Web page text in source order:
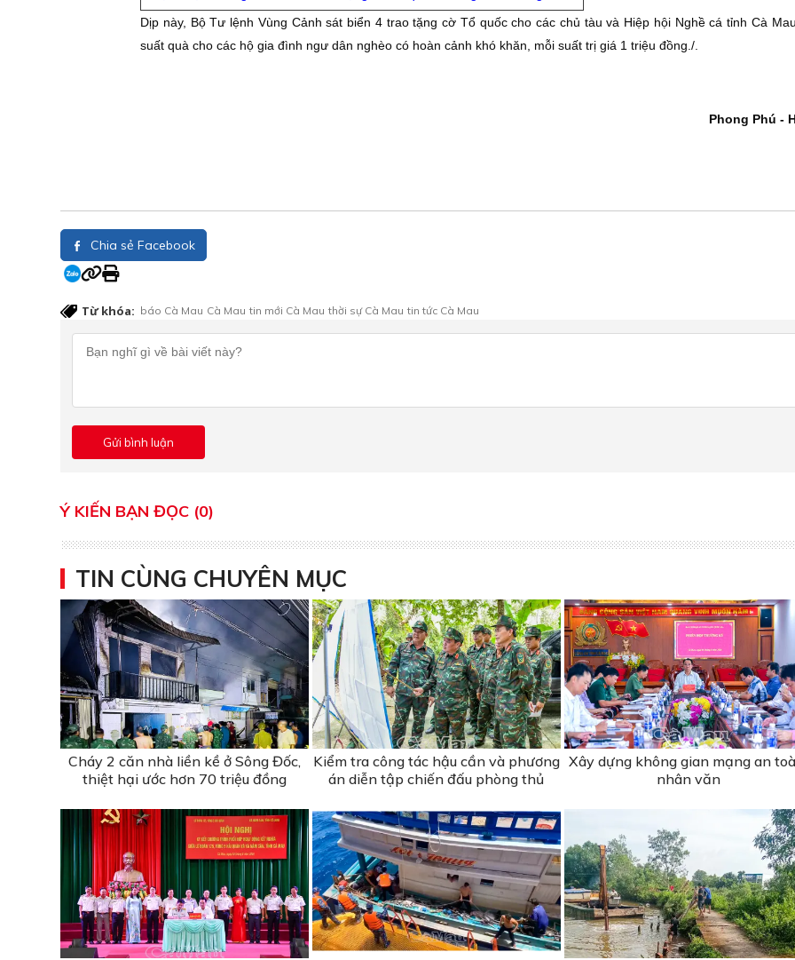
Dịp này, Bộ Tư lệnh Vùng Cảnh sát biển 4 trao tặng cờ Tổ quốc cho các chủ tàu và Hiệp hội Nghề cá tỉnh Cà
suất quà cho các hộ gia đình ngư dân nghèo có hoàn cảnh khó khăn, mỗi suất trị giá 1 triệu đồng./.
Phong Phú -
Chia sẻ Facebook
Từ khóa: báo Cà Mau Cà Mau tin mới Cà Mau thời sự Cà Mau tin tức Cà Mau
Ý KIẾN BẠN ĐỌC (0)
TIN CÙNG CHUYÊN MỤC
Cháy 2 căn nhà liền kề ở Sông Đốc,
thiệt hại ước hơn 70 triệu đồng
Kiểm tra công tác hậu cần và phương
án diễn tập chiến đấu phòng thủ
Xây dựng không gian mạng an
nhân văn